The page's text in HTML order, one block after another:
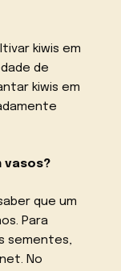
kiwis em
de
kiwis em
vasos?
que um
Para
sementes,
No